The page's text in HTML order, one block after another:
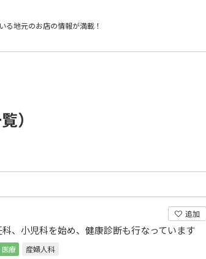
る地元のお店の情報が満載！
）
追加
、小児科を始め、健康診断も行なっています
療
産婦人科